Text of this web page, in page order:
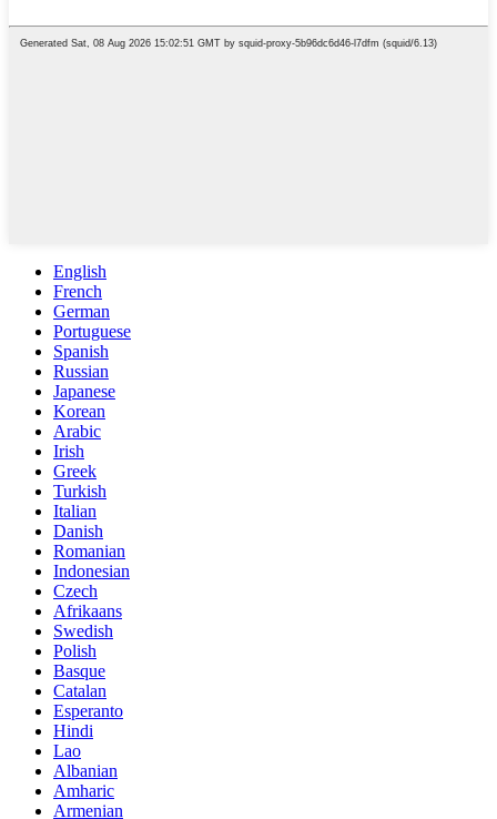
English
French
German
Portuguese
Spanish
Russian
Japanese
Korean
Arabic
Irish
Greek
Turkish
Italian
Danish
Romanian
Indonesian
Czech
Afrikaans
Swedish
Polish
Basque
Catalan
Esperanto
Hindi
Lao
Albanian
Amharic
Armenian